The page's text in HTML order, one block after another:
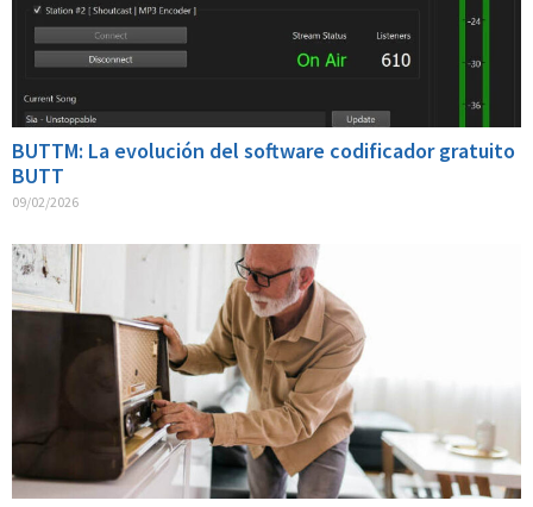
BUTTM: La evolución del software codificador gratuito
BUTT
09/02/2026